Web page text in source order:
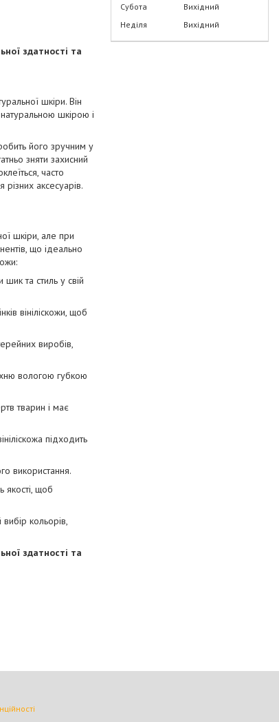
здатності та
шкіри. Він
шкірою і
його зручним у
зняти захисний
часто
аксесуарів.
шкіри, але при
що ідеально
та стиль у свій
вініліскожи, щоб
виробів,
вологою губкою
тварин і має
підходить
використання.
якості, щоб
кольорів,
здатності та
Субота
Вихідний
Неділя
Вихідний